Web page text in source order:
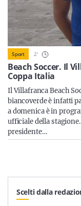
Sicilia
Servizi
Resta sempre
Beach Soccer. Il
Coppa Italia
Sport 2'
Il Villafranca Beach
biancoverde è infatti
a domenica è in
ufficiale della
presidente…
Scelti dalla